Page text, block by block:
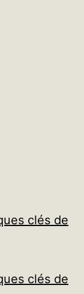
clés de
clés de